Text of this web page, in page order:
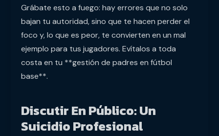
Grábate esto a fuego: hay errores que no solo
bajan tu autoridad, sino que te hacen perder el
foco y, lo que es peor, te convierten en un mal
ejemplo para tus jugadores. Evítalos a toda
costa en tu **gestión de padres en fútbol
base**.
Discutir En Público: Un
Suicidio Profesional